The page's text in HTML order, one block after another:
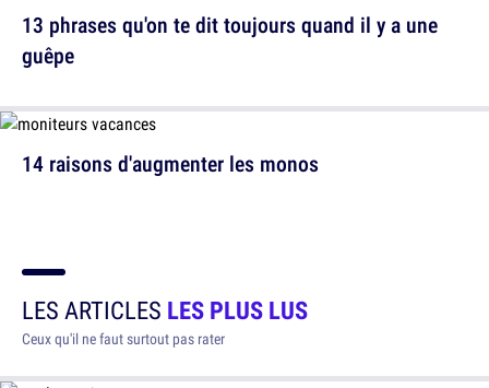
13 phrases qu'on te dit toujours quand il y a une
guêpe
14 raisons d'augmenter les monos
LES ARTICLES LES PLUS LUS
Ceux qu'il ne faut surtout pas rater